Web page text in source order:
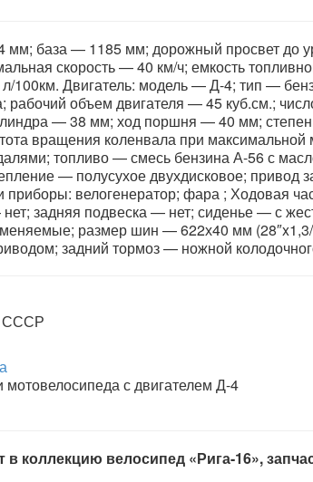
база — 1185 мм; дорожный просвет до
скорость — 40 км/ч; емкость
100км. Двигатель: модель — Д-4; тип —
объем двигателя — 45 куб.см.;
— 38 мм; ход поршня — 40 мм;
вращения коленвала при максимальной
топливо — смесь бензина А-56 с
— полусухое двухдисковое; привод
приборы: велогенератор; фара ; Ходовая
задняя подвеска — нет; сиденье — с
размер шин — 622х40 мм (28″x1,3/
задний тормоз — ножной
СССР
с двигателем Д-4
коллекцию велосипед «Рига-16»,